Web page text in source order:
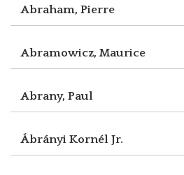
Abraham, Pierre
Abramowicz, Maurice
Abrany, Paul
Ábrányi Kornél Jr.